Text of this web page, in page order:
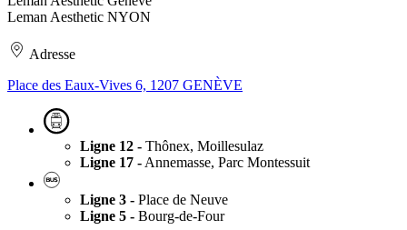
Leman Aesthetic NYON
Adresse
Place des Eaux-Vives 6, 1207 GENÈVE
Ligne 12 - Thônex, Moillesulaz
Ligne 17 - Annemasse, Parc Montessuit
Ligne 3 - Place de Neuve
Ligne 5 - Bourg-de-Four